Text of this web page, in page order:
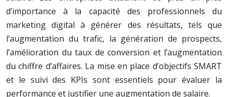
d’importance à la capacité des professionnels du
marketing digital à générer des résultats, tels que
l’augmentation du trafic, la génération de prospects,
l’amélioration du taux de conversion et l’augmentation
du chiffre d’affaires. La mise en place d’objectifs SMART
et le suivi des KPIs sont essentiels pour évaluer la
performance et justifier une augmentation de salaire.